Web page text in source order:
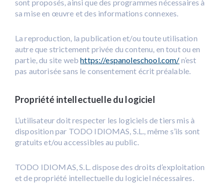
sont proposés, ainsi que des programmes nécessaires à
sa mise en œuvre et des informations connexes.
La reproduction, la publication et/ou toute utilisation
autre que strictement privée du contenu, en tout ou en
partie, du site webhttps://espanoleschool.com/ n’est
pas autorisée sans le consentement écrit préalable.
Propriété intellectuelle du logiciel
L’utilisateur doit respecter les logiciels de tiers mis à
disposition par TODO IDIOMAS, S.L., même s’ils sont
gratuits et/ou accessibles au public.
TODO IDIOMAS, S.L. dispose des droits d’exploitation
et de propriété intellectuelle du logiciel nécessaires.